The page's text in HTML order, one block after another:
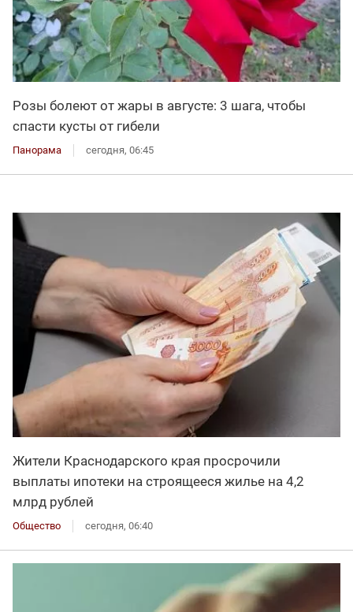
Розы болеют от жары в августе: 3 шага, чтобы
спасти кусты от гибели
Панорама сегодня, 06:45
Жители Краснодарского края просрочили
выплаты ипотеки на строящееся жилье на 4,2
млрд рублей
Общество сегодня, 06:40